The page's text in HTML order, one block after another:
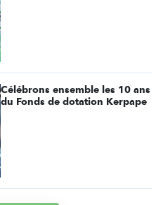
Célébrons ensemble les 10 ans
du Fonds de dotation Kerpape